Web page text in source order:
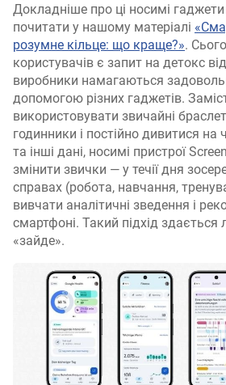
Докладніше про ці носимі
почитати у нашому матеріалі
розумне кільце: що краще?».
користувачів є запит на детокс
виробники намагаються
допомогою різних гаджетів.
використовувати звичайні
годинники і постійно дивитися на
та інші дані, носимі пристрої
змінити звички — у течії дня
справах (робота, навчання,
вивчати аналітичні зведення і
смартфоні. Такий підхід здається
«зайде».